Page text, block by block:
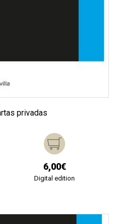
privadas
6,00€
Digital edition